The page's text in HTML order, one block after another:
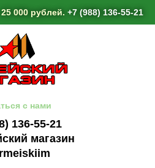
000 рублей. +7 (988) 136-55-21
с нами
136-55-21
магазин